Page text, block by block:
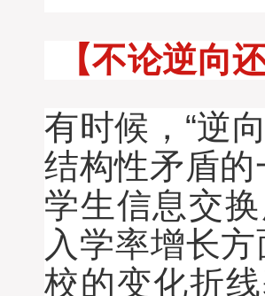
【不论逆向
有时候，“逆
结构性矛盾的
学生信息交
入学率增长
校的变化折